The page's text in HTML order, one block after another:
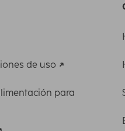
de uso
para